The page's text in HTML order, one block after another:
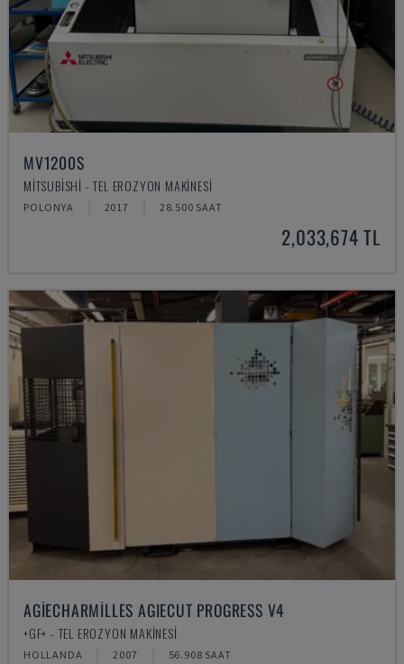
MV1200S
MITSUBISHI - TEL EROZYON MAKINESI
POLONYA 2017 28.500 SAAT
2,033,674 TL
AGIECHARMILLES AGIECUT PROGRESS V4
+GF+ - TEL EROZYON MAKINESI
HOLLANDA 2007 56.908 SAAT